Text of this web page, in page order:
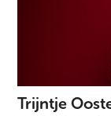
Trijntje